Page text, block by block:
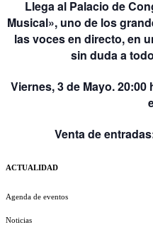
Llega al Palacio de
Musical», uno de los
las voces en directo, en
sin duda a
Viernes, 3 de Mayo.
Venta de
ACTUALIDAD
Agenda de eventos
Noticias